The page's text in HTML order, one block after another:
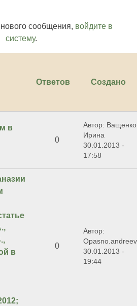
сообщения, войдите в
систему.
Ответов Создано
в
0
Автор: Ващенко
Ирина
30.01.2013 -
17:58
в
0
Автор:
30.01.2013 -
19:44